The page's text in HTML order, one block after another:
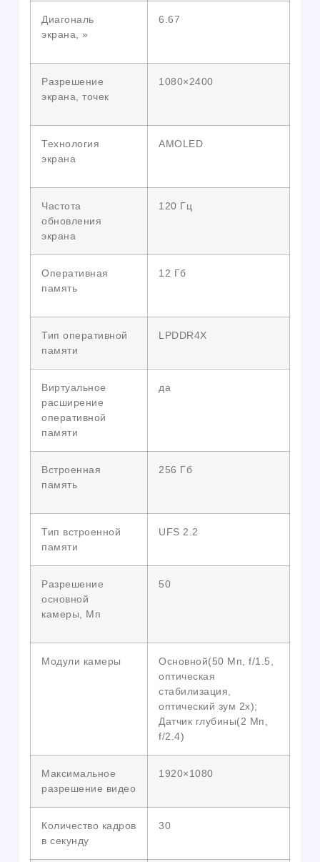
Диагональ
экрана, »
6.67
Разрешение
экрана, точек
1080×2400
Технология
экрана
AMOLED
Частота
обновления
экрана
120 Гц
Оперативная
память
12 Гб
Тип оперативной
памяти
LPDDR4X
Виртуальное
расширение
оперативной
памяти
да
Встроенная
память
256 Гб
Тип встроенной
памяти
UFS 2.2
Разрешение
основной
камеры, Мп
50
Модули камеры
Основной(50 Мп, f/1.5,
оптическая
стабилизация,
оптический зум 2х);
Датчик глубины(2 Мп,
f/2.4)
Максимальное
разрешение видео
1920×1080
Количество кадров
в секунду
30